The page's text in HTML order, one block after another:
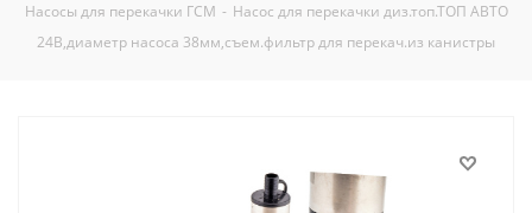
Насосы для перекачки ГСМ - Насос для перекачки диз.топ.ТОП АВТО
24В,диаметр насоса 38мм,съем.фильтр для перекач.из канистры